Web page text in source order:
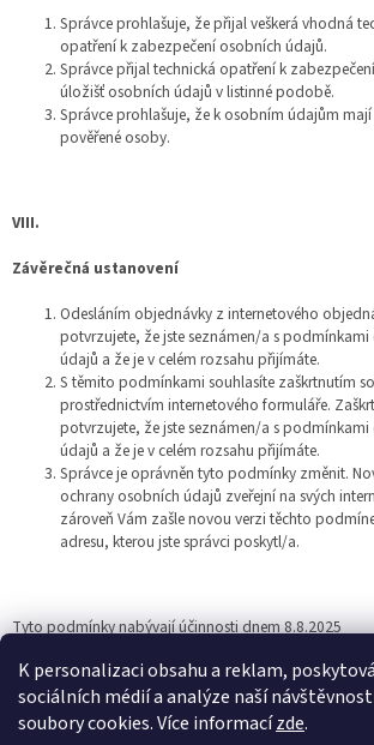
K personalizaci obsahu a reklam,
sociálních médií a analýze naší
soubory cookies. Více informacízde.
Správce prohlašuje, že přijal veškerá vhodná
opatření k zabezpečení osobních údajů.
Správce přijal technická opatření k
úložišť osobních údajů v listinné podobě.
Správce prohlašuje, že k osobním údajům
pověřené osoby.
VIII.
Závěrečná ustanovení
Odesláním objednávky z internetového
potvrzujete, že jste seznámen/a s
údajů a že je v celém rozsahu přijímáte.
S těmito podmínkami souhlasíte zaškrtnutím
prostřednictvím internetového formuláře.
potvrzujete, že jste seznámen/a s
údajů a že je v celém rozsahu přijímáte.
Správce je oprávněn tyto podmínky změnit.
ochrany osobních údajů zveřejní na svých
zároveň Vám zašle novou verzi těchto
adresu, kterou jste správci poskytl/a.
Tyto podmínky nabývají účinnosti dnem 8.8.2025